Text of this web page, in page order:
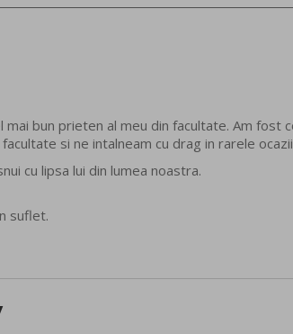
mai bun prieten al meu din facultate. Am
si ne intalneam cu drag in rarele
cu lipsa lui din lumea noastra.
suflet.